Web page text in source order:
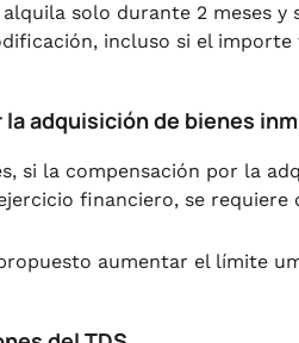
solo durante 2 meses y
incluso si el
adquisición de bienes
si la compensación por la
financiero, se requiere
aumentar el límite